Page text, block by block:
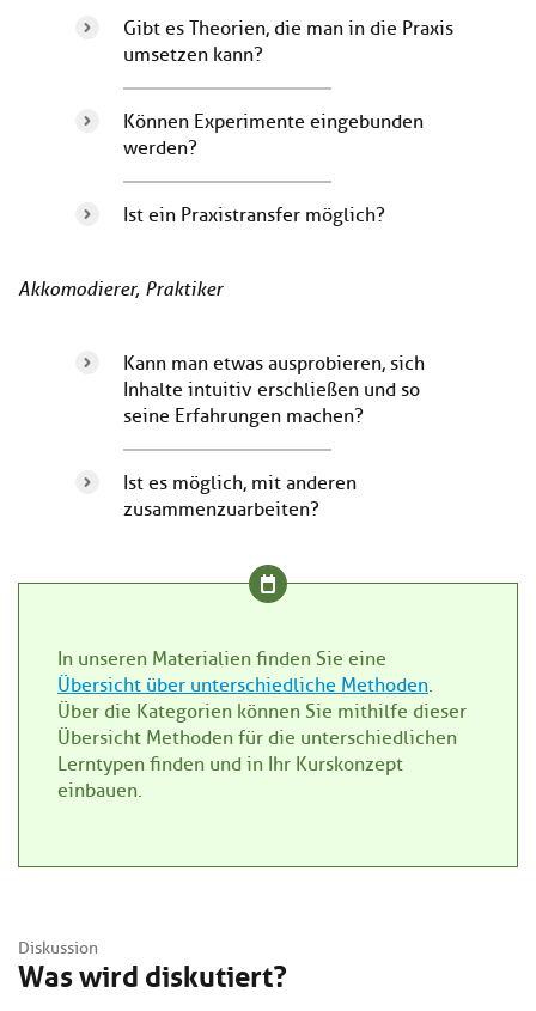
Gibt es Theorien, die man in die Praxis
umsetzen kann?
Können Experimente eingebunden
werden?
Ist ein Praxistransfer möglich?
Akkomodierer, Praktiker
Kann man etwas ausprobieren, sich
Inhalte intuitiv erschließen und so
seine Erfahrungen machen?
Ist es möglich, mit anderen
zusammenzuarbeiten?
In unseren Materialien finden Sie eine
Übersicht über unterschiedliche Methoden.
Über die Kategorien können Sie mithilfe dieser
Übersicht Methoden für die unterschiedlichen
Lerntypen finden und in Ihr Kurskonzept
einbauen.
Diskussion
Was wird diskutiert?